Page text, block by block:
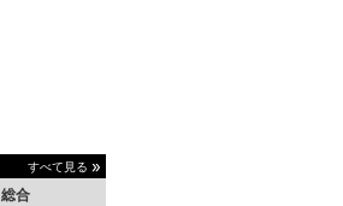
すべて見る
総合